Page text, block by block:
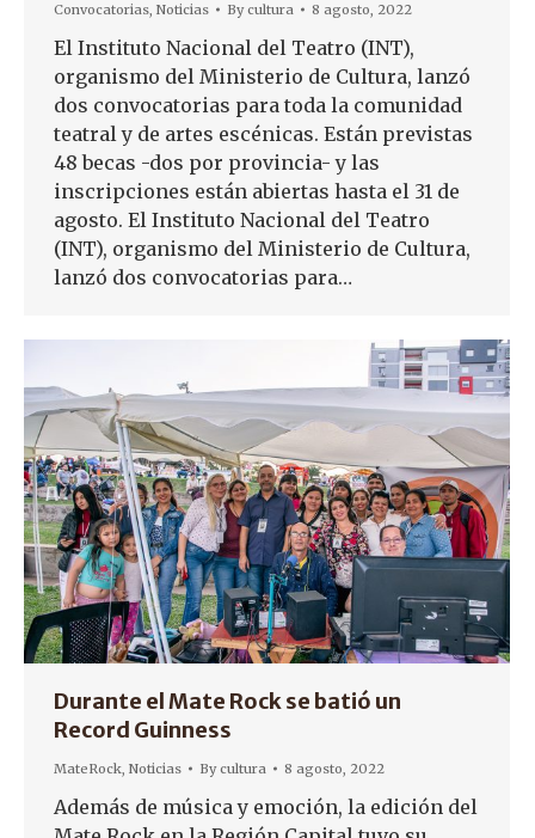
Convocatorias, Noticias Bycultura 8 agosto, 2022
El Instituto Nacional del Teatro (INT),
organismo del Ministerio de Cultura, lanzó
dos convocatorias para toda la comunidad
teatral y de artes escénicas. Están previstas
48 becas -dos por provincia- y las
inscripciones están abiertas hasta el 31 de
agosto. El Instituto Nacional del Teatro
(INT), organismo del Ministerio de Cultura,
lanzó dos convocatorias para…
Durante el Mate Rock se batió un
Record Guinness
MateRock, Noticias Bycultura 8 agosto, 2022
Además de música y emoción, la edición del